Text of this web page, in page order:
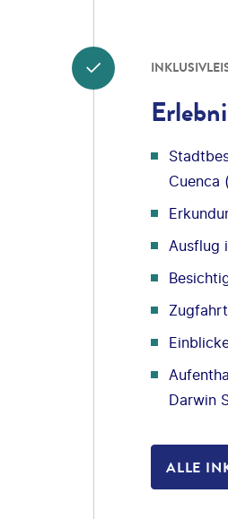
Cuenca
Ausflug
Darwin
ALLE